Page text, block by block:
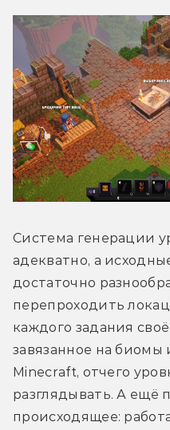
Система генерации
адекватно, а
достаточно
перепроходить
каждого задания
завязанное на биомы
Minecraft, отчего
разглядывать. А ещё
происходящее: